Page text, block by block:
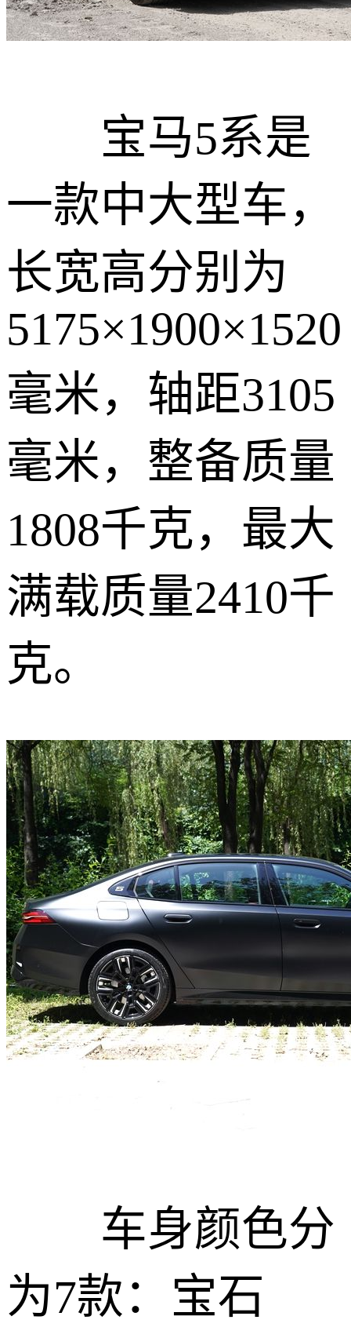
宝马5系是
一款中大型车，
长宽高分别为
5175×1900×1520
毫米，轴距3105
毫米，整备质量
1808千克，最大
满载质量2410千
克。
车身颜色分
为7款：宝石